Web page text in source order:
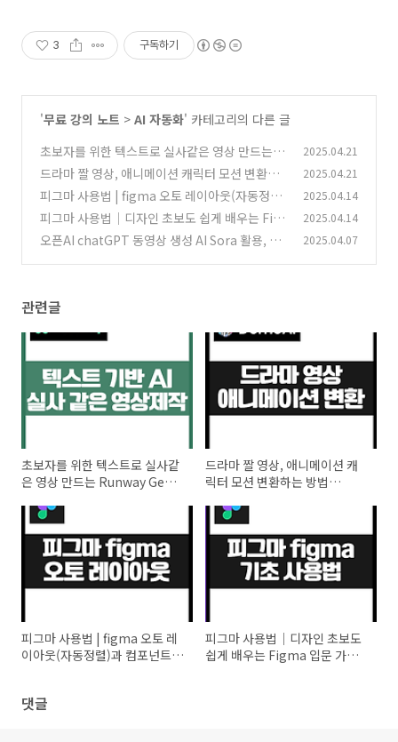
3 구독하기
'무료 강의 노트 > AI 자동화' 카테고리의 다른 글
초보자를 위한 텍스트로 실사같은 영상 만드는 R
unway Gen-4 사용법 (1)
2025.04.21
드라마 짤 영상, 애니메이션 캐릭터 모션 변환하
는 방법 (Domo AI 활용법)
(3)
2025.04.21
피그마 사용법 | figma 오토 레이아웃(자동정렬)
과 컴포넌트 실전 가이드 (3)
2025.04.14
피그마 사용법｜디자인 초보도 쉽게 배우는 Fig
ma 입문 가이드 1편
(3)
2025.04.14
오픈AI chatGPT 동영상 생성 AI Sora 활용, 텍
2025.04.07
관련글
초보자를 위한 텍스트로 실사같
은 영상 만드는 Runway Gen-4
드라마 짤 영상, 애니메이션 캐
릭터 모션 변환하는 방법
피그마 사용법 | figma 오토 레
이아웃(자동정렬)과 컴포넌트
피그마 사용법｜디자인 초보도
쉽게 배우는 Figma 입문 가이
댓글